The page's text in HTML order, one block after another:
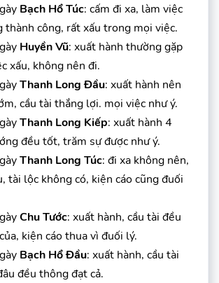
Bạch Hổ Túc: cấm đi xa, làm việc
thành công, rất xấu trong mọi việc.
Huyền Vũ: xuất hành thường gặp
xấu, không nên đi.
Thanh Long Đầu: xuất hành nên
cầu tài thắng lợi. mọi việc như ý.
Thanh Long Kiếp: xuất hành 4
đều tốt, trăm sự được như ý.
Thanh Long Túc: đi xa không nên,
tài lộc không có, kiện cáo cũng đuối
Chu Tước: xuất hành, cầu tài đều
kiện cáo thua vì đuối lý.
Bạch Hổ Đầu: xuất hành, cầu tài
đều thông đạt cả.